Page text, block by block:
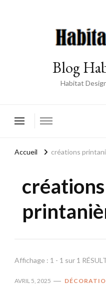
Blog
Habitat
Accueil créations
créations
Affichage : 1 - 1 sur 1
AVRIL 5, 2025